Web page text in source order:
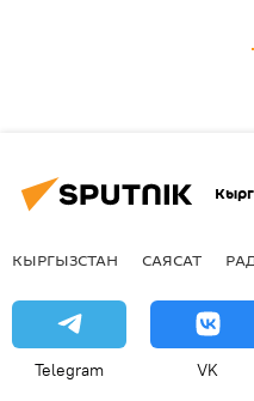
КЫРГЫЗСТАН САЯСАТ
Telegram VK